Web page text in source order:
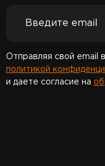
Отправляя свой email
политикой
и даете согласие на